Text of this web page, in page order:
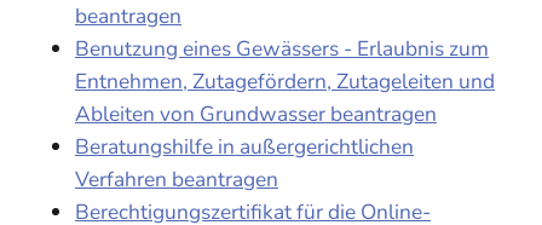
beantragen
Benutzung eines Gewässers - Erlaubnis zum
Entnehmen, Zutagefördern, Zutageleiten und
Ableiten von Grundwasser beantragen
Beratungshilfe in außergerichtlichen
Verfahren beantragen
Berechtigungszertifikat für die Online-